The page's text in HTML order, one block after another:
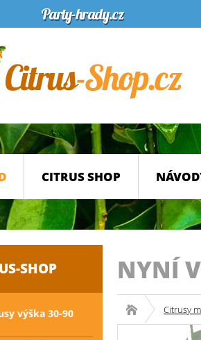
CITRUS SHOP
NYNÍ
Citrusy
SHOP
výška 30-90